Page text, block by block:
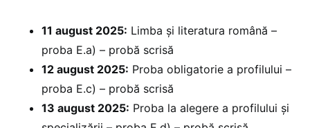
11 august 2025: Limba și literatura română –
proba E.a) – probă scrisă
12 august 2025: Proba obligatorie a profilului –
proba E.c) – probă scrisă
13 august 2025: Proba la alegere a profilului și